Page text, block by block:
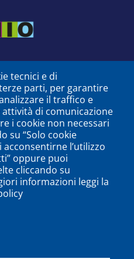
tecnici e di
parti, per garantire
il traffico e
di comunicazione
i cookie non necessari
su “Solo cookie
acconsentirne l’utilizzo
oppure puoi
cliccando su
informazioni leggi la